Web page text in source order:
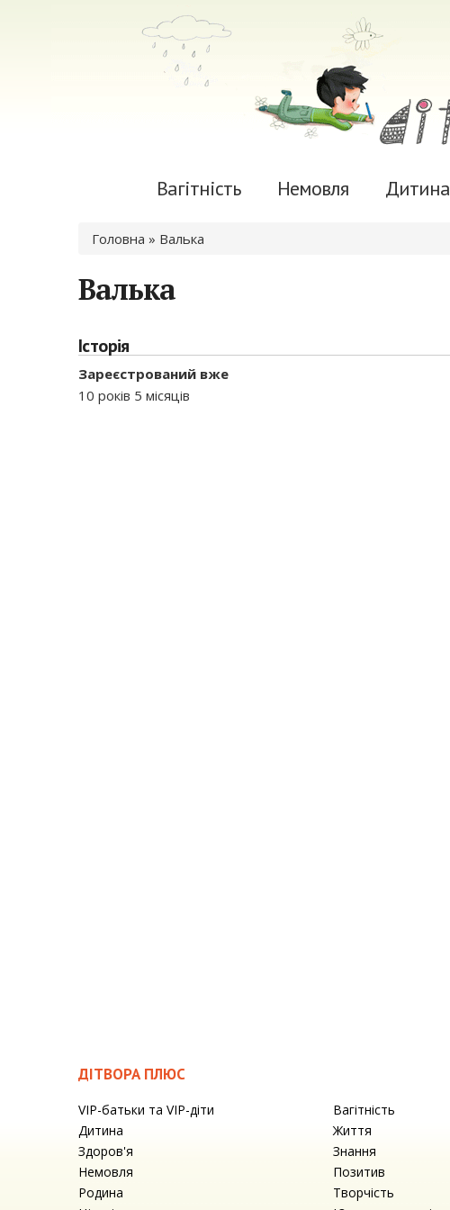
Вагітність Немовля Дитина
Ви є тут
Головна » Валька
Валька
Історія
Зареєстрований вже
10 років 5 місяців
ДІТВОРА ПЛЮС
VIP-батьки та VIP-діти
Вагітність
Дитина
Життя
Здоров'я
Знання
Немовля
Позитив
Родина
Творчість